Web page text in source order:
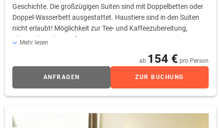
Geschichte. Die großzügigen Suiten sind mit Doppelbetten oder
Doppel-Wasserbett ausgestattet. Haustiere sind in den Suiten
nicht erlaubt! Möglichkeit zur Tee- und Kaffeezubereitung,
Klimaanlage, kostenfreies WLAN
Mehr lesen
ab 154 € pro Person
ANFRAGEN ZUR BUCHUNG